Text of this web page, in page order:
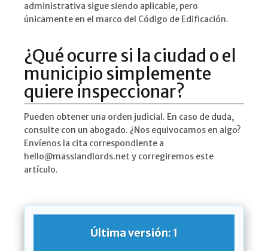
administrativa sigue siendo aplicable, pero
únicamente en el marco del Código de Edificación.
¿Qué ocurre si la ciudad o el
municipio simplemente
quiere inspeccionar?
Pueden obtener una orden judicial. En caso de duda,
consulte con un abogado. ¿Nos equivocamos en algo?
Envíenos la cita correspondiente a
hello@masslandlords.net y corregiremos este
artículo.
Última versión: 1